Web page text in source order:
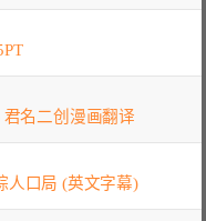
名二创漫画翻译
人口局 (英文字幕)